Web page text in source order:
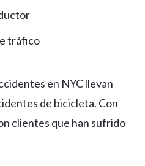
tráfico
en NYC llevan
de bicicleta. Con
clientes que han sufrido